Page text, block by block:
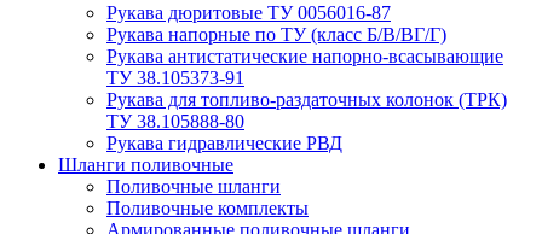
Рукава дюритовые ТУ 0056016-87
Рукава напорные по ТУ (класс Б/В/ВГ/Г)
Рукава антистатические напорно-всасывающие
ТУ 38.105373-91
Рукава для топливо-раздаточных колонок (ТРК)
ТУ 38.105888-80
Рукава гидравлические РВД
Шланги поливочные
Поливочные шланги
Поливочные комплекты